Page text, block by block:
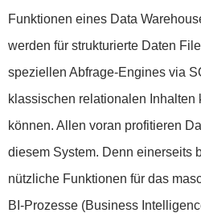
Funktionen eines Data
werden für strukturierte Daten
speziellen Abfrage-Engines via
klassischen relationalen Inhalten
können. Allen voran profitieren
diesem System. Denn einerseits
nützliche Funktionen für das
BI-Prozesse (Business